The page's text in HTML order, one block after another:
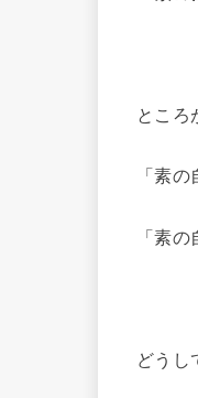
とこ
「素
「素
どうし